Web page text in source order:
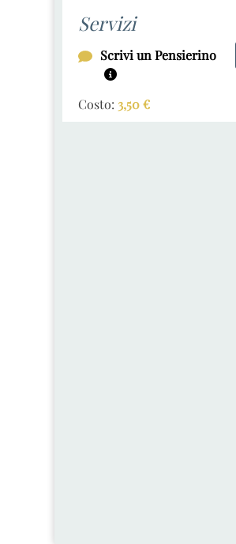
Servizi
Scrivi un Pensierino
Costo: 3,50€